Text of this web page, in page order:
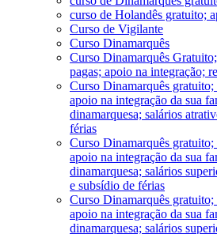
curso de Holandês gratuito;
Curso de Vigilante
Curso Dinamarquês
Curso Dinamarquês
pagas; apoio na integração;
Curso Dinamarquês
apoio na integração da sua
dinamarquesa; salários
férias
Curso Dinamarquês
apoio na integração da sua
dinamarquesa; salários
e subsídio de férias
Curso Dinamarquês gratuito;
apoio na integração da sua
dinamarquesa; salários